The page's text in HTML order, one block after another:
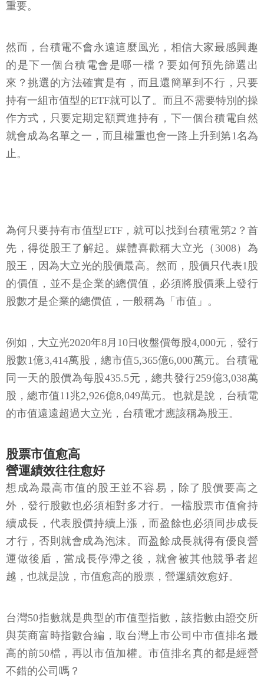
重要。
然而，台積電不會永遠這麼風光，相信大家最感興趣
的是下一個台積電會是哪一檔？要如何預先篩選出
來？挑選的方法確實是有，而且還簡單到不行，只要
持有一組市值型的ETF就可以了。而且不需要特別的操
作方式，只要定期定額買進持有，下一個台積電自然
就會成為名單之一，而且權重也會一路上升到第1名為
止。
為何只要持有市值型ETF，就可以找到台積電第2？首
先，得從股王了解起。媒體喜歡稱大立光（3008）為
股王，因為大立光的股價最高。然而，股價只代表1股
的價值，並不是企業的總價值，必須將股價乘上發行
股數才是企業的總價值，一般稱為「市值」。
例如，大立光2020年8月10日收盤價每股4,000元，發行
股數1億3,414萬股，總市值5,365億6,000萬元。台積電
同一天的股價為每股435.5元，總共發行259億3,038萬
股，總市值11兆2,926億8,049萬元。也就是說，台積電
的市值遠遠超過大立光，台積電才應該稱為股王。
股票市值愈高
營運績效往往愈好
想成為最高市值的股王並不容易，除了股價要高之
外，發行股數也必須相對多才行。一檔股票市值會持
續成長，代表股價持續上漲，而盈餘也必須同步成長
才行，否則就會成為泡沫。而盈餘成長就得有優良營
運做後盾，當成長停滯之後，就會被其他競爭者超
越，也就是說，市值愈高的股票，營運績效愈好。
台灣50指數就是典型的市值型指數，該指數由證交所
與英商富時指數合編，取台灣上市公司中市值排名最
高的前50檔，再以市值加權。市值排名真的都是經營
不錯的公司嗎？